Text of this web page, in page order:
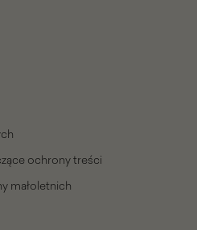
ochrony treści
małoletnich